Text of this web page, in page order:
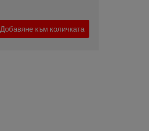
Добавяне към количката